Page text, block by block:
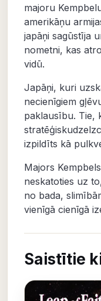
majoru
amerikāņu
japāņi sagūstīja
nometni, kas
vidū.
Japāņi, kuri
necienīgiem
paklausību. Tie,
izpildīts kā
Majors
neskatoties uz
no bada,
vienīgā cienīgā
Saistītie